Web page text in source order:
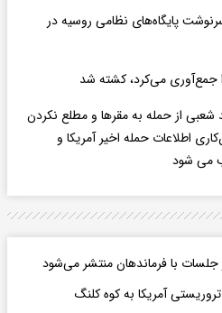
پایگاه‌های نظامی روسیه در
جمع‌آوری می‌کرد، کشته شد
از حمله به مقرها و مطلع نکردن
اطلاعات حمله اخیر آمریکا و
می شود
جلسات با فرماندهان منتشر می‌شود
آمریکا به کوه کلنگ